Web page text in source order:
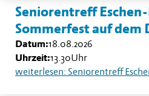
Seniorentreff
Sommerfest auf dem
Datum:18.08.2026
Uhrzeit:13.30Uhr